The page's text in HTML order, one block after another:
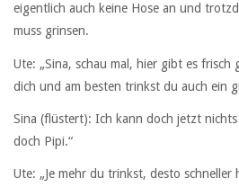
eigentlich auch keine Hose an und
muss grinsen.
Ute: „Sina, schau mal, hier gibt es
dich und am besten trinkst du auch ein
Sina (flüstert): Ich kann doch jetzt
doch Pipi.“
Ute: „Je mehr du trinkst, desto schneller